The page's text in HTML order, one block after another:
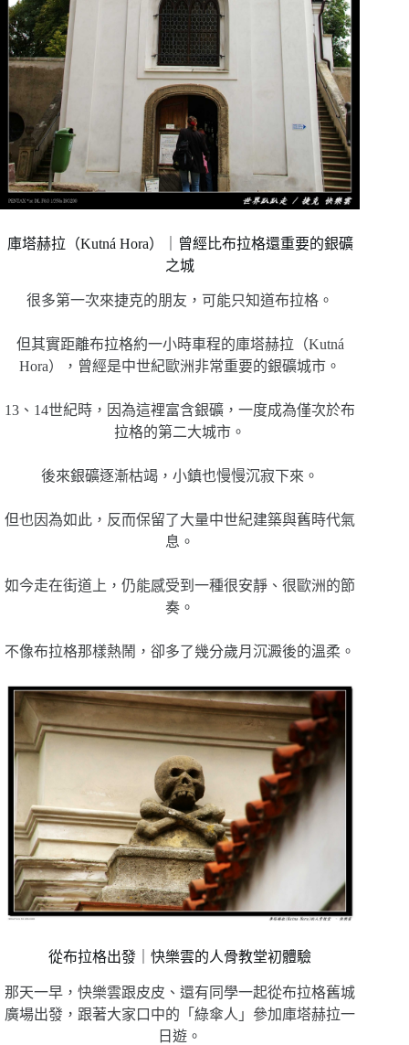
庫塔赫拉（Kutná Hora）｜曾經比布拉格還重要的銀礦
之城
很多第一次來捷克的朋友，可能只知道布拉格。
但其實距離布拉格約一小時車程的庫塔赫拉（Kutná
Hora），曾經是中世紀歐洲非常重要的銀礦城市。
13、14世紀時，因為這裡富含銀礦，一度成為僅次於布
拉格的第二大城市。
後來銀礦逐漸枯竭，小鎮也慢慢沉寂下來。
但也因為如此，反而保留了大量中世紀建築與舊時代氣
息。
如今走在街道上，仍能感受到一種很安靜、很歐洲的節
奏。
不像布拉格那樣熱鬧，卻多了幾分歲月沉澱後的溫柔。
從布拉格出發｜快樂雲的人骨教堂初體驗
那天一早，快樂雲跟皮皮、還有同學一起從布拉格舊城
廣場出發，跟著大家口中的「綠傘人」參加庫塔赫拉一
日遊。